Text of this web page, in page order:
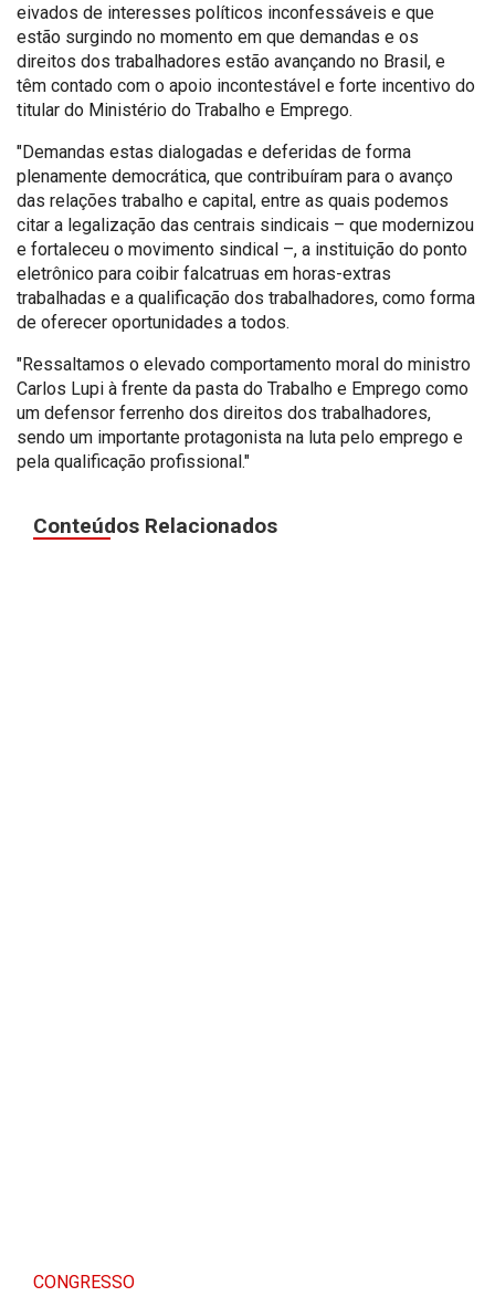
eivados de interesses políticos inconfessáveis e que
estão surgindo no momento em que demandas e os
direitos dos trabalhadores estão avançando no Brasil, e
têm contado com o apoio incontestável e forte incentivo do
titular do Ministério do Trabalho e Emprego.
"Demandas estas dialogadas e deferidas de forma
plenamente democrática, que contribuíram para o avanço
das relações trabalho e capital, entre as quais podemos
citar a legalização das centrais sindicais – que modernizou
e fortaleceu o movimento sindical –, a instituição do ponto
eletrônico para coibir falcatruas em horas-extras
trabalhadas e a qualificação dos trabalhadores, como forma
de oferecer oportunidades a todos.
"Ressaltamos o elevado comportamento moral do ministro
Carlos Lupi à frente da pasta do Trabalho e Emprego como
um defensor ferrenho dos direitos dos trabalhadores,
sendo um importante protagonista na luta pelo emprego e
pela qualificação profissional."
Conteúdos Relacionados
CONGRESSO